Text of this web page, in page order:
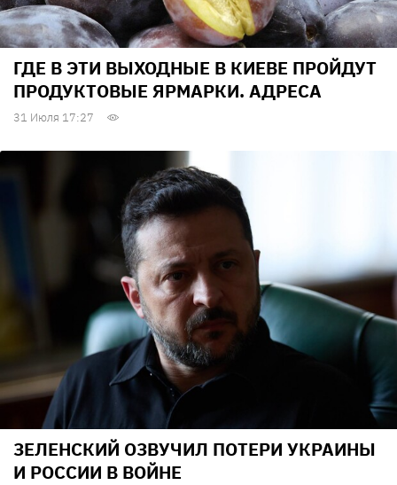
ГДЕ В ЭТИ ВЫХОДНЫЕ В КИЕВЕ ПРОЙДУТ
ПРОДУКТОВЫЕ ЯРМАРКИ. АДРЕСА
31 Июля 17:27
ЗЕЛЕНСКИЙ ОЗВУЧИЛ ПОТЕРИ УКРАИНЫ
И РОССИИ В ВОЙНЕ